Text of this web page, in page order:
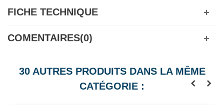
FICHE TECHNIQUE
COMENTAIRES(0)
30 AUTRES PRODUITS DANS LA MÊME
CATÉGORIE :